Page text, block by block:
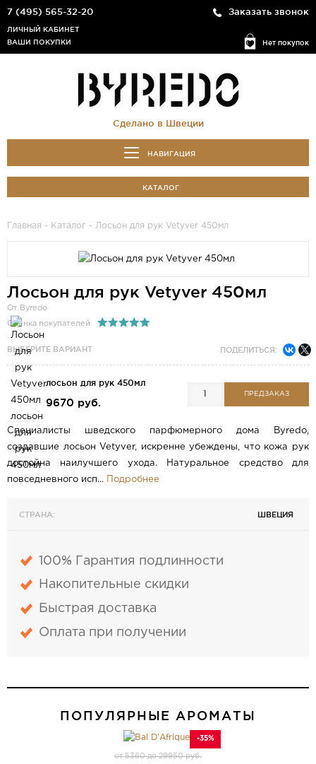
7 (495) 565-32-20 Заказать звонок
Нет покупок
ЛИЧНЫЙ КАБИНЕТ
ВАШИ ПОКУПКИ
Сделано в Швеции
НАВИГАЦИЯ
КАТАЛОГ
Главная - Каталог - Лосьон для рук Vetyver 450мл
Лосьон для рук Vetyver 450мл
От Byredo
Оценка покупателей
ВЫБЕРИТЕ ВАРИАНТ ПОДЕЛИТЬСЯ:
лосьон для рук 450мл
9670 руб.
ПРЕДЗАКАЗ
Специалисты шведского парфюмерного дома Byredo,
создавшие лосьон Vetyver, искренне убеждены, что кожа рук
достойна наилучшего ухода. Натуральное средство для
повседневного исп... Подробнее
СТРАНА: ШВЕЦИЯ
100% Гарантия подлинности
Накопительные скидки
Быстрая доставка
Оплата при получении
ПОПУЛЯРНЫЕ АРОМАТЫ
-35%
от 5360 до 29950 руб.